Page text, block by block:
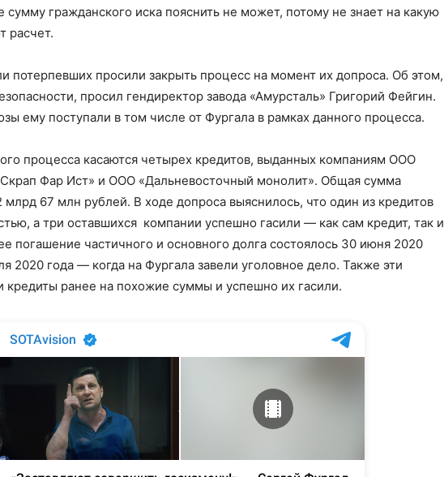
сумму гражданского иска пояснить не может, потому не знает на какую
расчет.
потерпевших просили закрыть процесс на момент их допроса. Об этом,
просил гендиректор завода «Амурсталь» Григорий Фейгин.
ему поступали в том числе от Фургала в рамках данного процесса.
процесса касаются четырех кредитов, выданных компаниям ООО
Фар Ист» и ООО «Дальневосточный монолит». Общая сумма
млрд 67 млн рублей. В ходе допроса выяснилось, что один из кредитов
а три оставшихся компании успешно гасили — как сам кредит, так и
погашение частичного и основного долга состоялось 30 июня 2020
2020 года — когда на Фургала завели уголовное дело. Также эти
кредиты ранее на похожие суммы и успешно их гасили.